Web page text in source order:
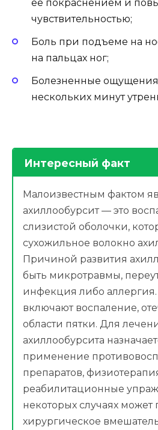
ее покраснением и
чувствительностью;
Боль при подъеме на
на пальцах ног;
Болезненные
нескольких минут
Интересный факт
Малоизвестным фактом
ахиллообурсит — это
слизистой оболочки,
сухожильное волокно
Причиной развития
быть микротравмы,
инфекция либо
включают воспаление,
области пятки. Для
ахиллообурсита
применение
препаратов,
реабилитационные
некоторых случаях может
хирургическое